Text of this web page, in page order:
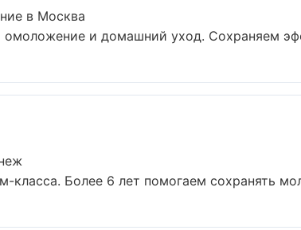
в Москва
омоложение и домашний уход. Сохраняем
Более 6 лет помогаем сохранять